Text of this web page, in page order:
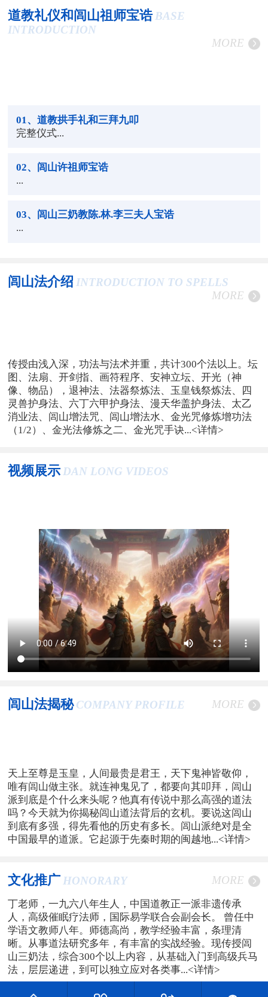
道教礼仪和闾山祖师宝诰 BASE
INTRODUCTION
MORE
01 、道教拱手礼和三拜九叩
完整仪式...
02、闾山许祖师宝诰
...
03、闾山三奶教陈.林.李三夫人宝诰
...
闾山法介绍 INTRODUCTION TO SPELLS
MORE
传授由浅入深，功法与法术并重，共计300个法以上。坛
图、法扇、开剑指、画符程序、安神立坛、开光（神
像、物品），退神法、法器祭炼法、玉皇钱祭炼法、四
灵兽护身法、六丁六甲护身法、漫天华盖护身法、太乙
消业法、闾山增法咒、闾山增法水、金光咒修炼增功法
（1/2）、金光法修炼之二、金光咒手诀...<详情>
视频展示 DAN LONG VIDEOS
闾山法揭秘 COMPANY PROFILE MORE
天上至尊是玉皇，人间最贵是君王，天下鬼神皆敬仰，
唯有闾山做主张。就连神鬼见了，都要向其叩拜，闾山
派到底是个什么来头呢？他真有传说中那么高强的道法
吗？今天就为你揭秘闾山道法背后的玄机。要说这闾山
到底有多强，得先看他的历史有多长。闾山派绝对是全
中国最早的道派。它起源于先秦时期的闽越地...<详情>
文化推广 HONORARY MORE
丁老师，一九六八年生人，中国道教正一派非遗传承
人，高级催眠疗法师，国际易学联合会副会长。 曾任中
学语文教师八年。师德高尚，教学经验丰富，条理清
晰。从事道法研究多年，有丰富的实战经验。现传授闾
山三奶法，综合300个以上内容，从基础入门到高级兵马
法，层层递进，到可以独立应对各类事...<详情>